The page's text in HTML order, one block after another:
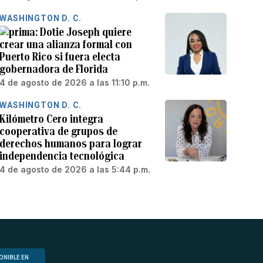
WASHINGTON D. C.
Dotie Joseph quiere
crear una alianza formal con
Puerto Rico si fuera electa
gobernadora de Florida
4 de agosto de 2026 a las 11:10 p.m.
WASHINGTON D. C.
Kilómetro Cero integra
cooperativa de grupos de
derechos humanos para lograr
independencia tecnológica
4 de agosto de 2026 a las 5:44 p.m.
EN